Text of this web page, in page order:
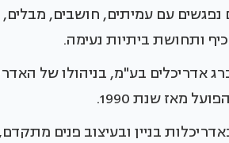
עם עמיתים, חושבים, מבלים,
ותחושת ביתיות נעימה.
אדריכלים בע"מ, בניהולו של
מאז שנת 1990.
בניין ובעיצוב פנים